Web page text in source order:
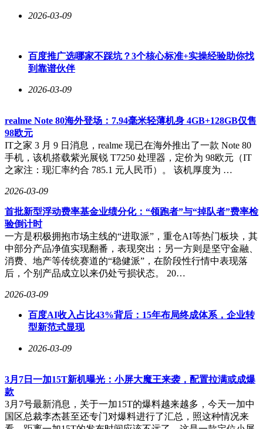
2026-03-09
百度推广选哪家不踩坑？3个核心标准+实操经验助你找
到靠谱伙伴
2026-03-09
realme Note 80海外登场：7.94毫米轻薄机身 4GB+128GB仅售
98欧元
IT之家 3 月 9 日消息，realme 现已在海外推出了一款 Note 80
手机，该机搭载紫光展锐 T7250 处理器，定价为 98欧元（IT
之家注：现汇率约合 785.1 元人民币）。 该机厚度为 …
2026-03-09
首批新型浮动费率基金业绩分化：“领跑者”与“掉队者”费率检
验倒计时
一方是积极拥抱市场主线的“进取派”，重仓AI等热门板块，其
中部分产品净值实现翻番，表现突出；另一方则是坚守金融、
消费、地产等传统赛道的“稳健派”，在阶段性行情中表现落
后，个别产品成立以来仍处亏损状态。 20…
2026-03-09
百度AI收入占比43%背后：15年布局终成体系，企业转
型新范式显现
2026-03-09
3月7日一加15T新机曝光：小屏大魔王来袭，配置拉满或成爆
款
3月7号最新消息，关于一加15T的爆料越来越多，今天一加中
国区总裁李杰甚至还专门对爆料进行了汇总，照这种情况来